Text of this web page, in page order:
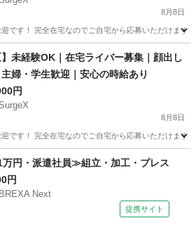
8月8日
です！ 完全在宅なのでご自宅から応募いただけま
顔出し
】未経験OK｜在宅ライバー募集｜顔出し
婦・学生歓迎｜安心の時給あり
円
8月8日
です！ 完全在宅なのでご自宅から応募いただけま
顔出し
円・派遣社員≫組立・加工・プレス
円
Next
提携サイト